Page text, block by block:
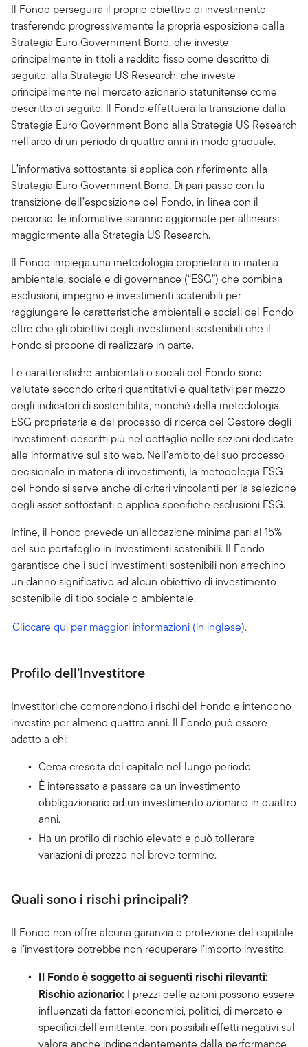
Il Fondo perseguirà il proprio obiettivo di investimento
trasferendo progressivamente la propria esposizione dalla
Strategia Euro Government Bond, che investe
principalmente in titoli a reddito fisso come descritto di
seguito, alla Strategia US Research, che investe
principalmente nel mercato azionario statunitense come
descritto di seguito. Il Fondo effettuerà la transizione dalla
Strategia Euro Government Bond alla Strategia US Research
nell’arco di un periodo di quattro anni in modo graduale.
L’informativa sottostante si applica con riferimento alla
Strategia Euro Government Bond. Di pari passo con la
transizione dell’esposizione del Fondo, in linea con il
percorso, le informative saranno aggiornate per allinearsi
maggiormente alla Strategia US Research.
Il Fondo impiega una metodologia proprietaria in materia
ambientale, sociale e di governance (“ESG”) che combina
esclusioni, impegno e investimenti sostenibili per
raggiungere le caratteristiche ambientali e sociali del Fondo
oltre che gli obiettivi degli investimenti sostenibili che il
Fondo si propone di realizzare in parte.
Le caratteristiche ambientali o sociali del Fondo sono
valutate secondo criteri quantitativi e qualitativi per mezzo
degli indicatori di sostenibilità, nonché della metodologia
ESG proprietaria e del processo di ricerca del Gestore degli
investimenti descritti più nel dettaglio nelle sezioni dedicate
alle informative sul sito web. Nell’ambito del suo processo
decisionale in materia di investimenti, la metodologia ESG
del Fondo si serve anche di criteri vincolanti per la selezione
degli asset sottostanti e applica specifiche esclusioni ESG.
Infine, il Fondo prevede un’allocazione minima pari al 15%
del suo portafoglio in investimenti sostenibili. Il Fondo
garantisce che i suoi investimenti sostenibili non arrechino
un danno significativo ad alcun obiettivo di investimento
sostenibile di tipo sociale o ambientale.
Cliccare qui per maggiori informazioni (in inglese).
Profilo dell’Investitore
Investitori che comprendono i rischi del Fondo e intendono
investire per almeno quattro anni. Il Fondo può essere
adatto a chi:
Cerca crescita del capitale nel lungo periodo.
È interessato a passare da un investimento
obbligazionario ad un investimento azionario in quattro
anni.
Ha un profilo di rischio elevato e può tollerare
variazioni di prezzo nel breve termine.
Quali sono i rischi principali?
Il Fondo non offre alcuna garanzia o protezione del capitale
e l’investitore potrebbe non recuperare l’importo investito.
Il Fondo è soggetto ai seguenti rischi rilevanti:
Rischio azionario: I prezzi delle azioni possono essere
influenzati da fattori economici, politici, di mercato e
specifici dell’emittente, con possibili effetti negativi sul
valore anche indipendentemente dalla performance